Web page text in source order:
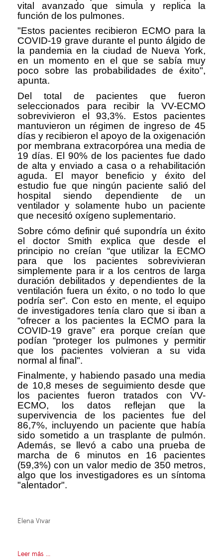
vital avanzado que simula y replica la
función de los pulmones.
"Estos pacientes recibieron ECMO para la
COVID-19 grave durante el punto álgido de
la pandemia en la ciudad de Nueva York,
en un momento en el que se sabía muy
poco sobre las probabilidades de éxito",
apunta.
Del total de pacientes que fueron
seleccionados para recibir la VV-ECMO
sobrevivieron el 93,3%. Estos pacientes
mantuvieron un régimen de ingreso de 45
días y recibieron el apoyo de la oxigenación
por membrana extracorpórea una media de
19 días. El 90% de los pacientes fue dado
de alta y enviado a casa o a rehabilitación
aguda. El mayor beneficio y éxito del
estudio fue que ningún paciente salió del
hospital siendo dependiente de un
ventilador y solamente hubo un paciente
que necesitó oxígeno suplementario.
Sobre cómo definir qué supondría un éxito
el doctor Smith explica que desde el
principio no creían “que utilizar la ECMO
para que los pacientes sobrevivieran
simplemente para ir a los centros de larga
duración debilitados y dependientes de la
ventilación fuera un éxito, o no todo lo que
podría ser”. Con esto en mente, el equipo
de investigadores tenía claro que si iban a
“ofrecer a los pacientes la ECMO para la
COVID-19 grave” era porque creían que
podían “proteger los pulmones y permitir
que los pacientes volvieran a su vida
normal al final".
Finalmente, y habiendo pasado una media
de 10,8 meses de seguimiento desde que
los pacientes fueron tratados con VV-
ECMO, los datos reflejan que la
supervivencia de los pacientes fue del
86,7%, incluyendo un paciente que había
sido sometido a un trasplante de pulmón.
Además, se llevó a cabo una prueba de
marcha de 6 minutos en 16 pacientes
(59,3%) con un valor medio de 350 metros,
algo que los investigadores es un síntoma
"alentador".
Elena Vivar
Leer más ...